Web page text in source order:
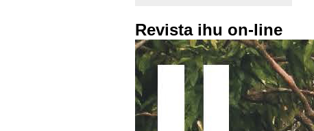
Revista ihu on-line